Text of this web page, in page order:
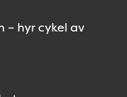
– hyr cykel av